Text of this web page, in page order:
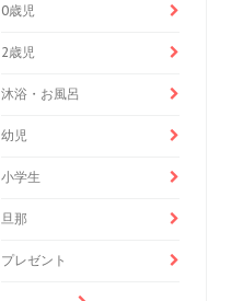
0歳児
2歳児
沐浴・お風呂
幼児
小学生
旦那
プレゼント